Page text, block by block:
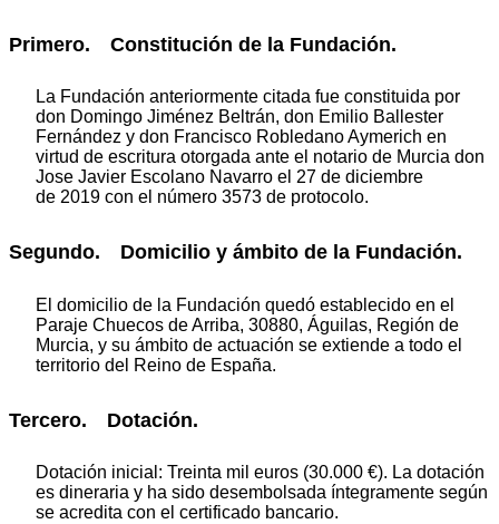
Primero. Constitución de la Fundación.
La Fundación anteriormente citada fue constituida por
don Domingo Jiménez Beltrán, don Emilio Ballester
Fernández y don Francisco Robledano Aymerich en
virtud de escritura otorgada ante el notario de Murcia don
Jose Javier Escolano Navarro el 27 de diciembre
de 2019 con el número 3573 de protocolo.
Segundo. Domicilio y ámbito de la Fundación.
El domicilio de la Fundación quedó establecido en el
Paraje Chuecos de Arriba, 30880, Águilas, Región de
Murcia, y su ámbito de actuación se extiende a todo el
territorio del Reino de España.
Tercero. Dotación.
Dotación inicial: Treinta mil euros (30.000 €). La dotación
es dineraria y ha sido desembolsada íntegramente según
se acredita con el certificado bancario.